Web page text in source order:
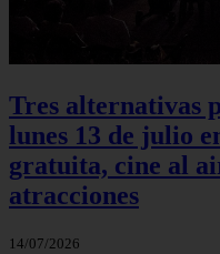
Tres alternativas
lunes 13 de julio
gratuita, cine al
atracciones
14/07/2026